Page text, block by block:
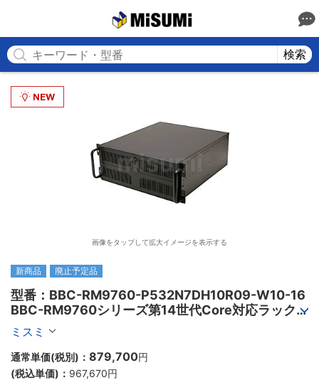
検索
画像をタップして拡大イメージを表示する
新商品 廃止予定品
型番：BBC-RM9760-P532N7DH10R09-W10-16
BBC-RM9760シリーズ第14世代Core対応ラック
マウント3PCIe
ミスミ
通常単価(税別)： 879,700円
(税込単価)： 967,670円